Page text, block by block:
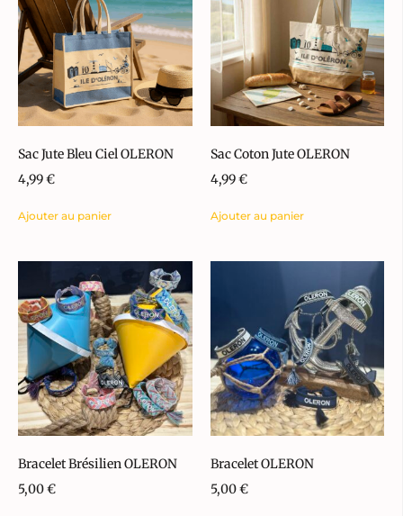
Sac Jute Bleu Ciel OLERON
4,99€
Ajouter au panier
Sac Coton Jute OLERON
4,99€
Ajouter au panier
Bracelet Brésilien OLERON
5,00€
Bracelet OLERON
5,00€